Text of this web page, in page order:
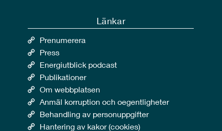
Länkar
Prenumerera
Press
Energiutblick podcast
Publikationer
Om webbplatsen
Anmäl korruption och oegentligheter
Behandling av personuppgifter
Hantering av kakor (cookies)